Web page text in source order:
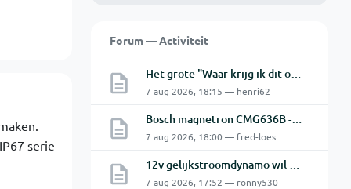
Forum — Activiteit
Het grote "Waar krijg ik dit onderdeel" topic Deel 11
7 aug 2026, 18:15 — henri62
Bosch magnetron CMG636B - 2 De oven doet het niet goed.
7 aug 2026, 18:00 — fred-loes
12v gelijkstroomdynamo wil niet laden.
7 aug 2026, 17:52 — ronny530
serie